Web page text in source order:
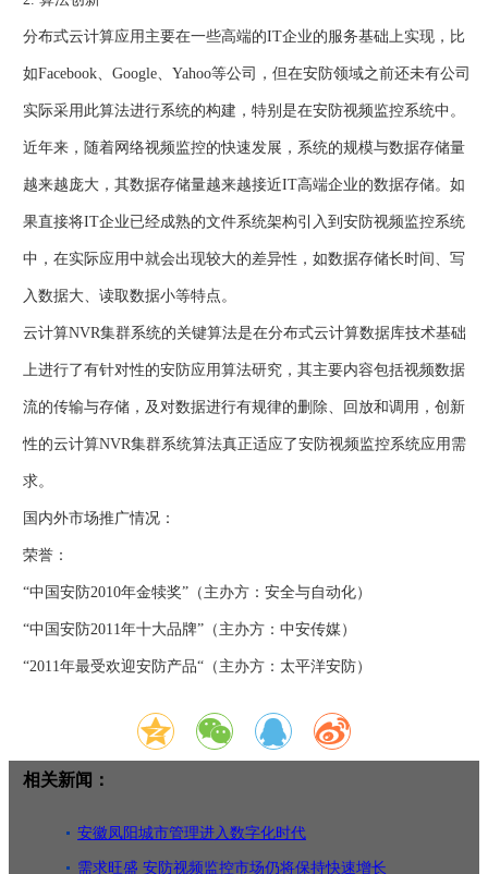
分布式云计算应用主要在一些高端的IT企业的服务基础上实现，比
如Facebook、Google、Yahoo等公司，但在安防领域之前还未有公司
实际采用此算法进行系统的构建，特别是在安防视频监控系统中。
近年来，随着网络视频监控的快速发展，系统的规模与数据存储量
越来越庞大，其数据存储量越来越接近IT高端企业的数据存储。如
果直接将IT企业已经成熟的文件系统架构引入到安防视频监控系统
中，在实际应用中就会出现较大的差异性，如数据存储长时间、写
入数据大、读取数据小等特点。
云计算NVR集群系统的关键算法是在分布式云计算数据库技术基础
上进行了有针对性的安防应用算法研究，其主要内容包括视频数据
流的传输与存储，及对数据进行有规律的删除、回放和调用，创新
性的云计算NVR集群系统算法真正适应了安防视频监控系统应用需
求。
国内外市场推广情况：
荣誉：
“中国安防2010年金犊奖”（主办方：安全与自动化）
“中国安防2011年十大品牌”（主办方：中安传媒）
“2011年最受欢迎安防产品“（主办方：太平洋安防）
相关新闻：
安徽凤阳城市管理进入数字化时代
需求旺盛 安防视频监控市场仍将保持快速增长